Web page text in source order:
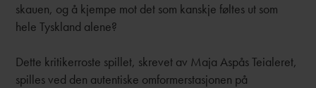
skauen, og å kjempe mot det som kanskje føltes ut som
hele Tyskland alene?
Dette kritikerroste spillet, skrevet av Maja Aspås Teialeret,
spilles ved den autentiske omformerstasjonen på